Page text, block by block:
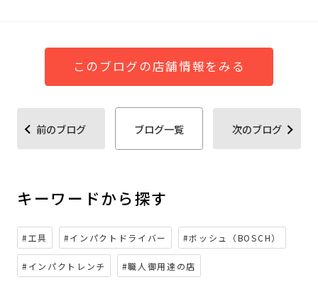
このブログの店舗情報をみる
前のブログ ブログ一覧 次のブログ
キーワードから探す
#工具 #インパクトドライバー #ボッシュ（BOSCH）
#インパクトレンチ #職人御用達の店